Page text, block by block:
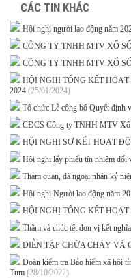
CÁC TIN KHÁC
Hội nghị người lao động năm
CÔNG TY TNHH MTV XỔ
CÔNG TY TNHH MTV XỔ
HỘI NGHỊ TỔNG KẾT
2024 (25/01/2024)
Tổ chức Lễ công bố Quyết định
CĐCS Công ty TNHH MTV Xổ
HỘI NGHỊ SƠ KẾT HOẠT
Hội nghị lấy phiếu tín nhiệm đối
Tham quan, dã ngoại nhân kỷ
Hội nghị Người lao động năm
HỘI NGHỊ TỔNG KẾT
Thăm và chúc tết đơn vị kết
DIỄN TẬP CHỮA CHÁY VÀ
Đoàn kiểm tra Bảo hiểm xã hội
Tum (28/10/2022)